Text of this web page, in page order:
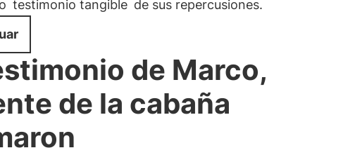
testimonio tangible de sus repercusiones.
de Marco,
de la cabaña